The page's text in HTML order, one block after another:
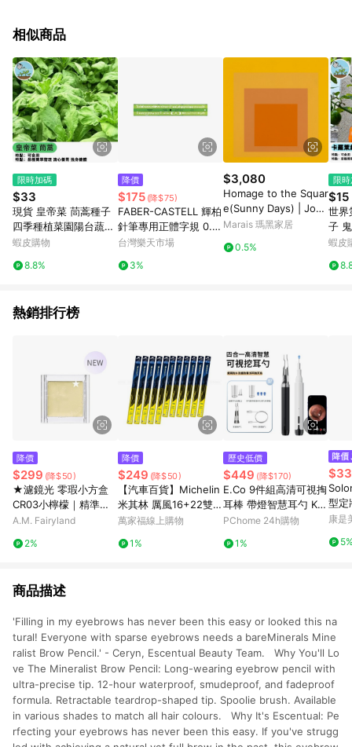
不符合贈點資格。
相似商品
限時加碼
$33
現貨 皇帝菜 茼蒿種子
四季種植菜園陽台蔬菜
小葉虎耳茼蒿 光杆茼蒿
成 鮮嫩火鍋蔬 葉菜類
蝦皮購物
8.8%
降價
$175 (降$75)
FABER-CASTELL 輝柏
針筆專用正體字規 0.7
mm /支 173170【APP
帳號最高1500點)】8/3
台灣樂天市場
3%
$3,080
Homage to the Squar
e(Sunny Days) | Jose
f Albers - 銀色鋁框-中
Marais 瑪黑家居
0.5%
限
$15
世界
子
超辣
級
蝦皮
熱銷排行榜
降價
$299 (降$50)
★濾鏡光 零瑕小方盒
CR03小檸檬｜精準校
色
A.M. Fairyland
2%
降價
$249 (降$50)
【汽車百貨】Michelin
米其林 厲風16+22雙入
雨刷
萬家福線上購物
1%
歷史低價
$449 (降$170)
E.Co 9件組高清可視掏
耳棒 帶燈智慧耳勺 KS-
16
PChome 24h購物
1%
型定
康是
商品描述
'Filling in my eyebrows has never been this easy or looked this na
tural! Everyone with sparse eyebrows needs a bareMinerals Mine
ralist Brow Pencil.' - Ceryn, Escentual Beauty Team. Why You'll Lo
ve The Mineralist Brow Pencil: Long-wearing eyebrow pencil with
ultra-precise tip. 12-hour waterproof, smudeproof, and fadeproof
formula. Retractable teardrop-shaped tip. Spoolie brush. Available
in various shades to match all hair colours. Why It's Escentual: Pe
rfecting your eyebrows has never been this easy. If you've strugg